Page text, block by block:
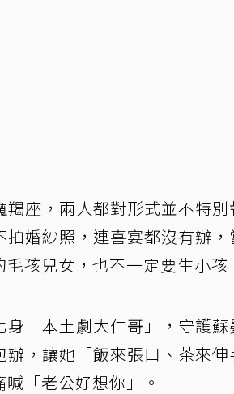
座，兩人都對形式並不特
婚紗照，連喜宴都沒有辦
孩兒女，也不一定要生小孩
身「本土劇大仁哥」，守護
，讓她「飯來張口、茶來
「老公好想你」。